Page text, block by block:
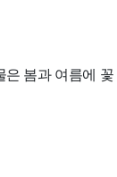
은 봄과 여름에 꽃